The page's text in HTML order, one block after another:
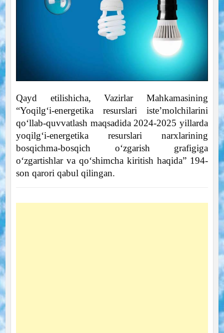
Qayd etilishicha, Vazirlar Mahkamasining
“Yoqilg‘i-energetika resurslari iste’molchilarini
qo‘llab-quvvatlash maqsadida 2024-2025 yillarda
yoqilg‘i-energetika resurslari narxlarining
bosqichma-bosqich o‘zgarish grafigiga
o‘zgartishlar va qo‘shimcha kiritish haqida” 194-
son qarori qabul qilingan.